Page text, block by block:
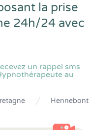
la prise
24h/24 avec
un rappel sms
au
Hennebont